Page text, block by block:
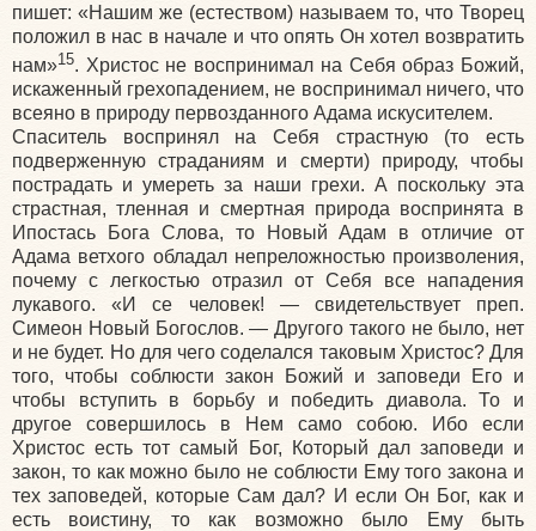
пишет: «Нашим же (естеством) называем то, что Творец
положил в нас в начале и что опять Он хотел возвратить
нам»15. Христос не воспринимал на Себя образ Божий,
искаженный грехопадением, не воспринимал ничего, что
всеяно в природу первозданного Адама искусителем.
Спаситель воспринял на Себя страстную (то есть
подверженную страданиям и смерти) природу, чтобы
пострадать и умереть за наши грехи. А поскольку эта
страстная, тленная и смертная природа воспринята в
Ипостась Бога Слова, то Новый Адам в отличие от
Адама ветхого обладал непреложностью произволения,
почему с легкостью отразил от Себя все нападения
лукавого. «И се человек! — свидетельствует преп.
Симеон Новый Богослов. — Другого такого не было, нет
и не будет. Но для чего соделался таковым Христос? Для
того, чтобы соблюсти закон Божий и заповеди Его и
чтобы вступить в борьбу и победить диавола. То и
другое совершилось в Нем само собою. Ибо если
Христос есть тот самый Бог, Который дал заповеди и
закон, то как можно было не соблюсти Ему того закона и
тех заповедей, которые Сам дал? И если Он Бог, как и
есть воистину, то как возможно было Ему быть